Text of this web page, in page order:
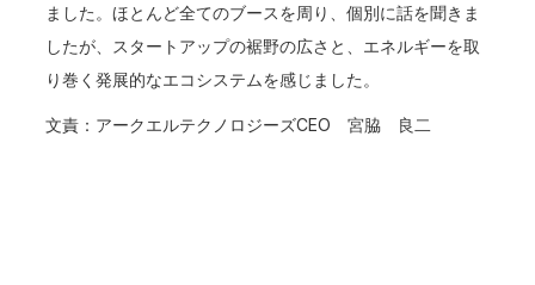
ました。ほとんど全てのブースを周り、個別に話を聞きま
したが、スタートアップの裾野の広さと、エネルギーを取
り巻く発展的なエコシステムを感じました。
文責：アークエルテクノロジーズCEO 宮脇 良二